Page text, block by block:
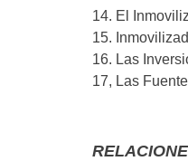
14. El
15.
16. Las
17, Las